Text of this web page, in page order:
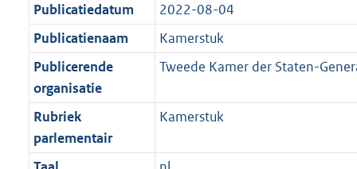
Publicatiedatum
2022-08-04
Publicatienaam
Kamerstuk
Publicerende
organisatie
Tweede Kamer der Staten-
Rubriek
parlementair
Kamerstuk